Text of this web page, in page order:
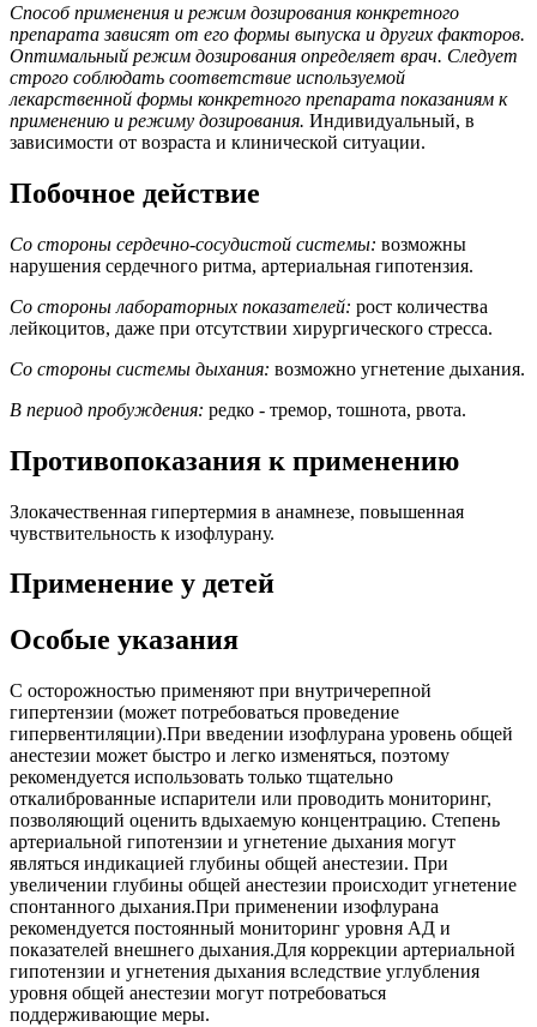
Способ применения и режим дозирования конкретного
препарата зависят от его формы выпуска и других факторов.
Оптимальный режим дозирования определяет врач. Следует
строго соблюдать соответствие используемой
лекарственной формы конкретного препарата показаниям к
применению и режиму дозирования. Индивидуальный, в
зависимости от возраста и клинической ситуации.
Побочное действие
Со стороны сердечно-сосудистой системы: возможны
нарушения сердечного ритма, артериальная гипотензия.
Со стороны лабораторных показателей: рост количества
лейкоцитов, даже при отсутствии хирургического стресса.
Со стороны системы дыхания: возможно угнетение дыхания.
В период пробуждения: редко - тремор, тошнота, рвота.
Противопоказания к применению
Злокачественная гипертермия в анамнезе, повышенная
чувствительность к изофлурану.
Применение у детей
Особые указания
С осторожностью применяют при внутричерепной
гипертензии (может потребоваться проведение
гипервентиляции).При введении изофлурана уровень общей
анестезии может быстро и легко изменяться, поэтому
рекомендуется использовать только тщательно
откалиброванные испарители или проводить мониторинг,
позволяющий оценить вдыхаемую концентрацию. Степень
артериальной гипотензии и угнетение дыхания могут
являться индикацией глубины общей анестезии. При
увеличении глубины общей анестезии происходит угнетение
спонтанного дыхания.При применении изофлурана
рекомендуется постоянный мониторинг уровня АД и
показателей внешнего дыхания.Для коррекции артериальной
гипотензии и угнетения дыхания вследствие углубления
уровня общей анестезии могут потребоваться
поддерживающие меры.